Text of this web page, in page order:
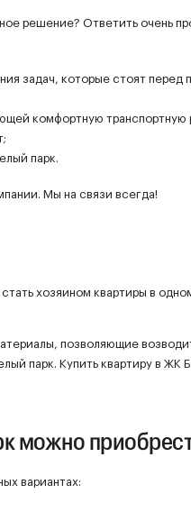
решение? Ответить очень
задач, которые стоят перед
комфортную транспортную
парк.
Мы на связи всегда!
хозяином квартиры в
позволяющие
парк. Купить квартиру в ЖК
можно
вариантах: